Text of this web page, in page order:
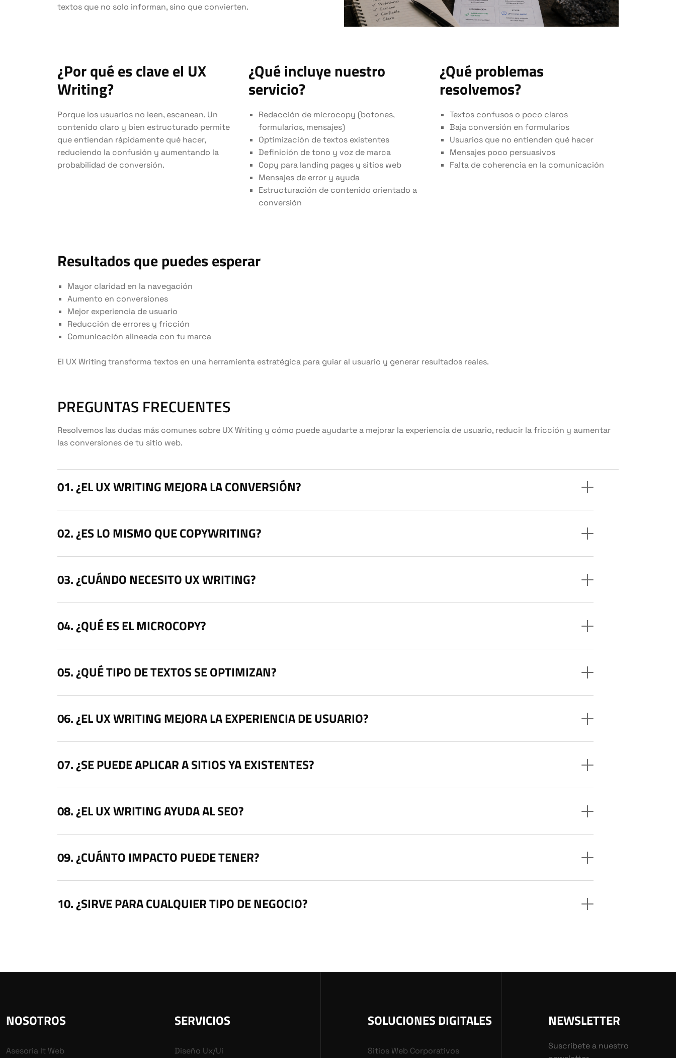
textos que no solo informan, sino que convierten.
¿Por qué es clave el UX
Writing?
Porque los usuarios no leen, escanean. Un
contenido claro y bien estructurado permite
que entiendan rápidamente qué hacer,
reduciendo la confusión y aumentando la
probabilidad de conversión.
¿Qué incluye nuestro
servicio?
Redacción de microcopy (botones,
formularios, mensajes)
Optimización de textos existentes
Definición de tono y voz de marca
Copy para landing pages y sitios web
Mensajes de error y ayuda
Estructuración de contenido orientado a
conversión
¿Qué problemas
resolvemos?
Textos confusos o poco claros
Baja conversión en formularios
Usuarios que no entienden qué hacer
Mensajes poco persuasivos
Falta de coherencia en la comunicación
Resultados que puedes esperar
Mayor claridad en la navegación
Aumento en conversiones
Mejor experiencia de usuario
Reducción de errores y fricción
Comunicación alineada con tu marca
El UX Writing transforma textos en una herramienta estratégica para guiar al usuario y generar resultados reales.
PREGUNTAS FRECUENTES
Resolvemos las dudas más comunes sobre UX Writing y cómo puede ayudarte a mejorar la experiencia de usuario, reducir la fricción y aumentar
las conversiones de tu sitio web.
¿EL UX WRITING MEJORA LA CONVERSIÓN?
¿ES LO MISMO QUE COPYWRITING?
¿CUÁNDO NECESITO UX WRITING?
¿QUÉ ES EL MICROCOPY?
¿QUÉ TIPO DE TEXTOS SE OPTIMIZAN?
¿EL UX WRITING MEJORA LA EXPERIENCIA DE USUARIO?
¿SE PUEDE APLICAR A SITIOS YA EXISTENTES?
¿EL UX WRITING AYUDA AL SEO?
¿CUÁNTO IMPACTO PUEDE TENER?
¿SIRVE PARA CUALQUIER TIPO DE NEGOCIO?
NOSOTROS
Asesoria It Web
SERVICIOS
Diseño Ux/ui
SOLUCIONES DIGITALES
Sitios Web Corporativos
NEWSLETTER
Suscríbete a nuestro